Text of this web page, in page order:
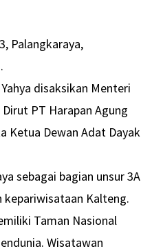
Palangkaraya,
disaksikan Menteri
PT Harapan Agung
Ketua Dewan Adat Dayak
sebagai bagian unsur 3A
kepariwisataan Kalteng.
Taman Nasional
Wisatawan